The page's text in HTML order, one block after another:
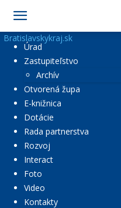
Bratislavskykraj.sk
Úrad
Zastupiteľstvo
Archív
Otvorená župa
E-knižnica
Dotácie
Rada partnerstva
Rozvoj
Interact
Foto
Video
Kontakty